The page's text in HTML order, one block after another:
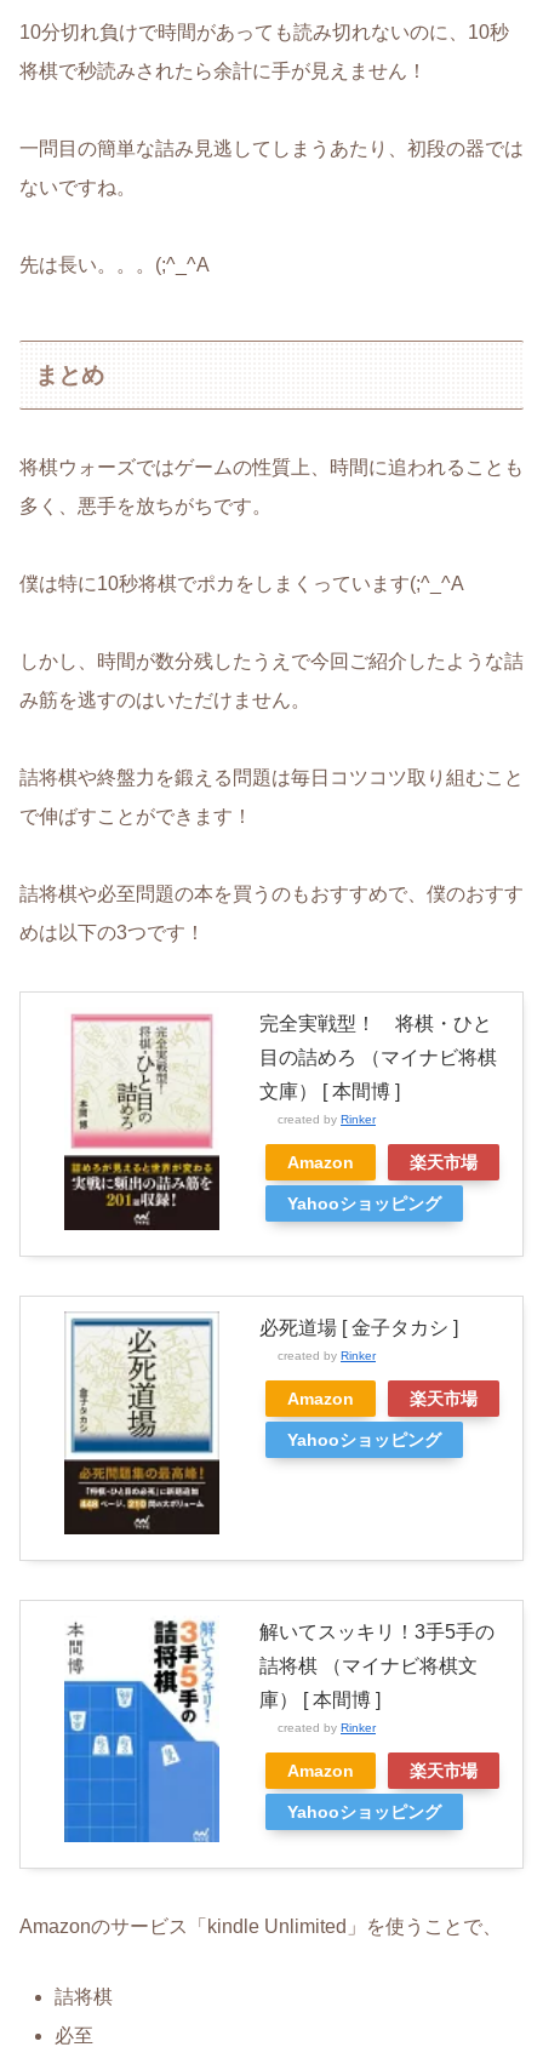
10分切れ負けで時間があっても読み切れないのに、10秒
将棋で秒読みされたら余計に手が見えません！
一問目の簡単な詰み見逃してしまうあたり、初段の器では
ないですね。
先は長い。。。(;^_^A
まとめ
将棋ウォーズではゲームの性質上、時間に追われることも
多く、悪手を放ちがちです。
僕は特に10秒将棋でポカをしまくっています(;^_^A
しかし、時間が数分残したうえで今回ご紹介したような詰
み筋を逃すのはいただけません。
詰将棋や終盤力を鍛える問題は毎日コツコツ取り組むこと
で伸ばすことができます！
詰将棋や必至問題の本を買うのもおすすめで、僕のおすす
めは以下の3つです！
完全実戦型！ 将棋・ひと
目の詰めろ （マイナビ将棋
文庫） [ 本間博 ]
created by Rinker
Amazon 楽天市場
Yahooショッピング
必死道場 [ 金子タカシ ]
created by Rinker
Amazon 楽天市場
Yahooショッピング
解いてスッキリ！3手5手の
詰将棋 （マイナビ将棋文
庫） [ 本間博 ]
created by Rinker
Amazon 楽天市場
Yahooショッピング
Amazonのサービス「kindle Unlimited」を使うことで、
詰将棋
必至